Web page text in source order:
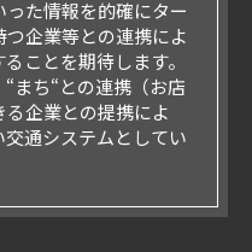
った情報を的確にター
企業等との連携によ
ことを期待します。
まち“との連携（お店
企業との提携によ
通システムとしてい